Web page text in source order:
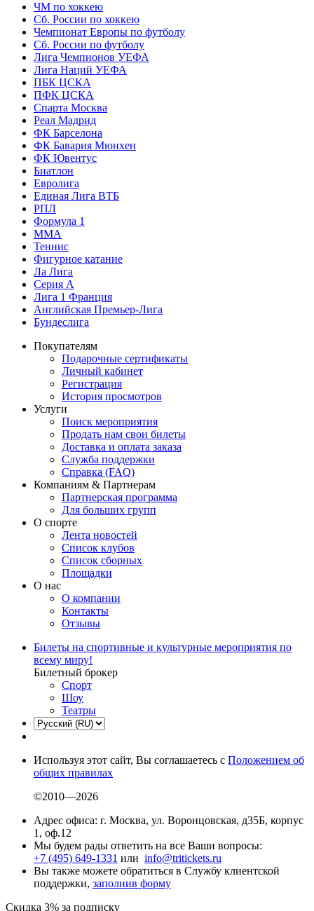
ЧМ по хоккею
Сб. России по хоккею
Чемпионат Европы по футболу
Сб. России по футболу
Лига Чемпионов УЕФА
Лига Наций УЕФА
ПБК ЦСКА
ПФК ЦСКА
Спарта Москва
Реал Мадрид
ФК Барселона
ФК Бавария Мюнхен
ФК Ювентус
Биатлон
Евролига
Единая Лига ВТБ
РПЛ
Формула 1
MMA
Теннис
Фигурное катание
Ла Лига
Серия А
Лига 1 Франция
Английская Премьер-Лига
Бундеслига
Покупателям
Подарочные сертификаты
Личный кабинет
Регистрация
История просмотров
Услуги
Поиск мероприятия
Продать нам свои билеты
Доставка и оплата заказа
Служба поддержки
Справка (FAQ)
Компаниям & Партнерам
Партнерская программа
Для больших групп
О спорте
Лента новостей
Список клубов
Список сборных
Площадки
О нас
О компании
Контакты
Отзывы
Билеты на спортивные и культурные мероприятия по
всему миру!
Билетный брокер
Спорт
Шоу
Театры
Используя этот сайт, Вы соглашаетесь с Положением об
общих правилах
©2010—2026
Адрес офиса: г. Москва, ул. Воронцовская, д35Б, корпус
1, оф.12
Мы будем рады ответить на все Ваши вопросы:
+7 (495) 649-1331 или info@tritickets.ru
Вы также можете обратиться в Службу клиентской
поддержки, заполнив форму
Скидка 3% за подписку